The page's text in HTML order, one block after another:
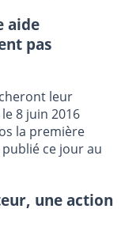
aide
pas
leur
8 juin 2016
la première
ce jour au
une action